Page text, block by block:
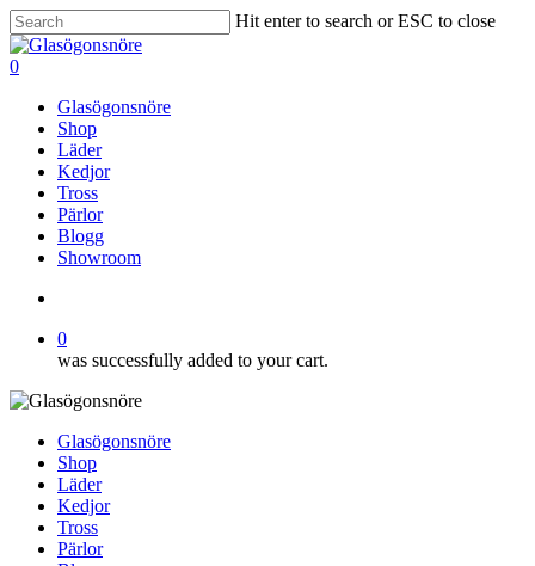
Skip
to
main
Hit enter to search or ESC to close
Close
Search
search
0
Glasögonsnöre
Shop
Läder
Kedjor
Tross
Pärlor
Blogg
Showroom
0
was successfully added to your cart.
Glasögonsnöre
Shop
Läder
Kedjor
Tross
Pärlor